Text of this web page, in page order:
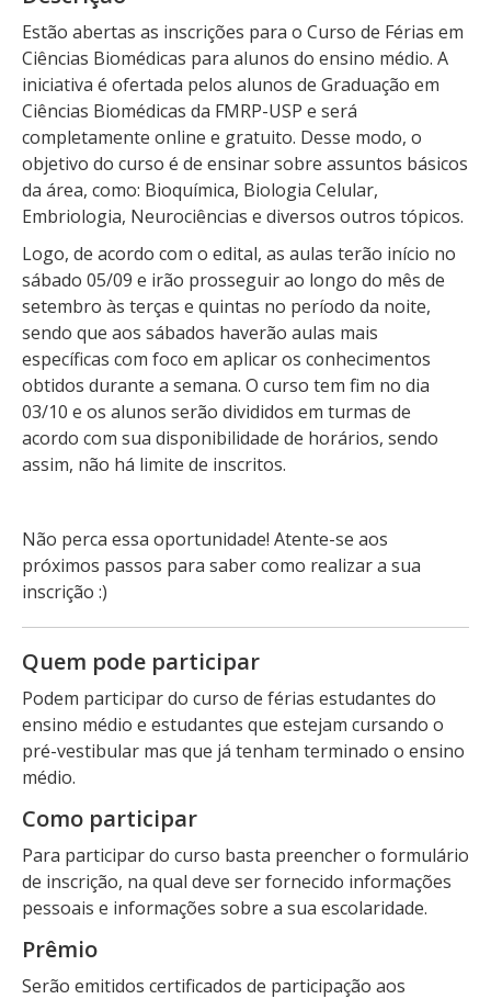
Estão abertas as inscrições para o Curso de Férias em
Ciências Biomédicas para alunos do ensino médio. A
iniciativa é ofertada pelos alunos de Graduação em
Ciências Biomédicas da FMRP-USP e será
completamente online e gratuito. Desse modo, o
objetivo do curso é de ensinar sobre assuntos básicos
da área, como: Bioquímica, Biologia Celular,
Embriologia, Neurociências e diversos outros tópicos.
Logo, de acordo com o edital, as aulas terão início no
sábado 05/09 e irão prosseguir ao longo do mês de
setembro às terças e quintas no período da noite,
sendo que aos sábados haverão aulas mais
específicas com foco em aplicar os conhecimentos
obtidos durante a semana. O curso tem fim no dia
03/10 e os alunos serão divididos em turmas de
acordo com sua disponibilidade de horários, sendo
assim, não há limite de inscritos.
Não perca essa oportunidade! Atente-se aos
próximos passos para saber como realizar a sua
inscrição :)
Quem pode participar
Podem participar do curso de férias estudantes do
ensino médio e estudantes que estejam cursando o
pré-vestibular mas que já tenham terminado o ensino
médio.
Como participar
Para participar do curso basta preencher o formulário
de inscrição, na qual deve ser fornecido informações
pessoais e informações sobre a sua escolaridade.
Prêmio
Serão emitidos certificados de participação aos